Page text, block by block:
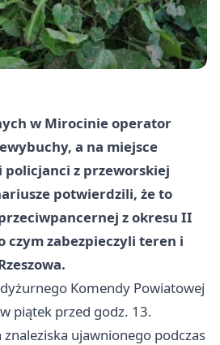
w Mirocinie operator
a na miejsce
z przeworskiej
potwierdzili, że to
z okresu II
czym zabezpieczyli teren i
Komendy Powiatowej
piątek przed godz. 13.
ujawnionego podczas